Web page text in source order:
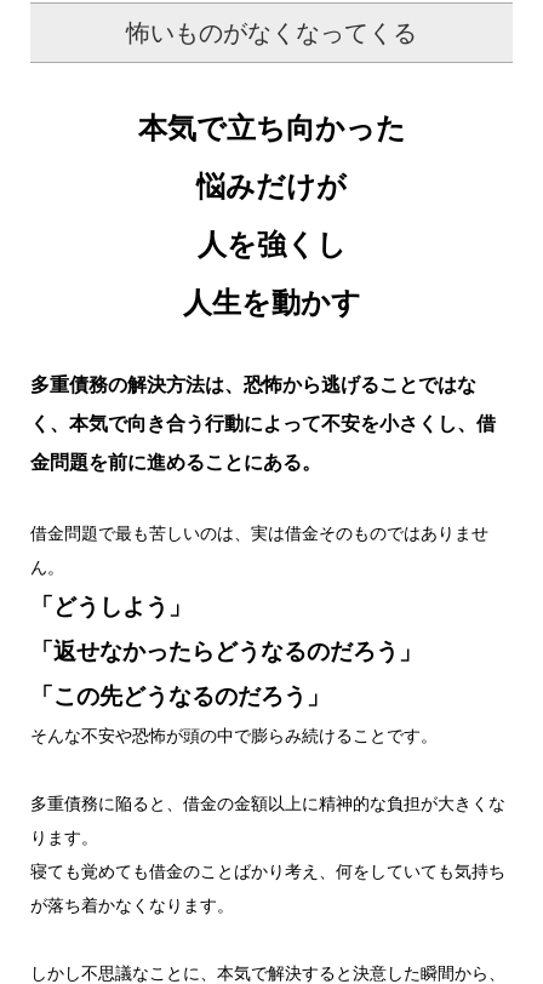
怖いものがなくなってくる
本気で立ち向かった
悩みだけが
人を強くし
人生を動かす
多重債務の解決方法は、恐怖から逃げることではな
く、本気で向き合う行動によって不安を小さくし、借
金問題を前に進めることにある。
借金問題で最も苦しいのは、実は借金そのものではありませ
ん。
「どうしよう」
「返せなかったらどうなるのだろう」
「この先どうなるのだろう」
そんな不安や恐怖が頭の中で膨らみ続けることです。
多重債務に陥ると、借金の金額以上に精神的な負担が大きくな
ります。
寝ても覚めても借金のことばかり考え、何をしていても気持ち
が落ち着かなくなります。
しかし不思議なことに、本気で解決すると決意した瞬間から、